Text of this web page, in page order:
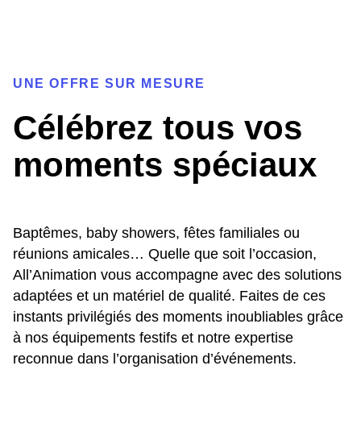
UNE OFFRE SUR MESURE
Célébrez tous vos
moments spéciaux
Baptêmes, baby showers, fêtes familiales ou
réunions amicales… Quelle que soit l’occasion,
All’Animation vous accompagne avec des solutions
adaptées et un matériel de qualité. Faites de ces
instants privilégiés des moments inoubliables grâce
à nos équipements festifs et notre expertise
reconnue dans l’organisation d’événements.